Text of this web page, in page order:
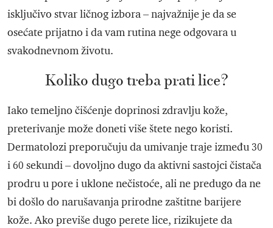
isključivo stvar ličnog izbora – najvažnije je da se
osećate prijatno i da vam rutina nege odgovara u
svakodnevnom životu.
Koliko dugo treba prati lice?
Iako temeljno čišćenje doprinosi zdravlju kože,
preterivanje može doneti više štete nego koristi.
Dermatolozi preporučuju da umivanje traje između 30
i 60 sekundi – dovoljno dugo da aktivni sastojci čistača
prodru u pore i uklone nečistoće, ali ne predugo da ne
bi došlo do narušavanja prirodne zaštitne barijere
kože. Ako previše dugo perete lice, rizikujete da